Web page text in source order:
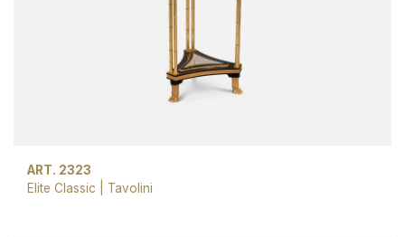
ART. 2323
Elite Classic
Tavolini